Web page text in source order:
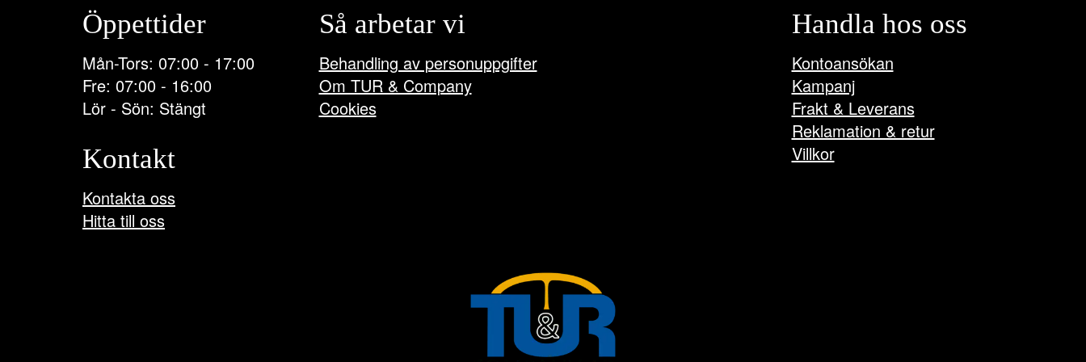
Öppettider
Mån-Tors: 07:00 - 17:00
Fre: 07:00 - 16:00
Lör - Sön: Stängt
Kontakt
Kontakta oss
Hitta till oss
Så arbetar vi
Behandling av personuppgifter
Om TUR & Company
Cookies
Handla hos oss
Kontoansökan
Kampanj
Frakt & Leverans
Reklamation & retur
Villkor